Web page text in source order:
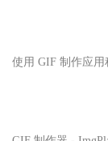
使用 GIF 制作应用